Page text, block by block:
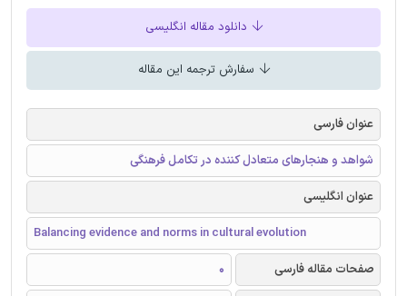
دانلود مقاله انگلیسی
سفارش ترجمه این مقاله
عنوان فارسی
شواهد و هنجارهای متعادل کننده در تکامل فرهنگی
عنوان انگلیسی
Balancing evidence and norms in cultural evolution
صفحات مقاله فارسی
0